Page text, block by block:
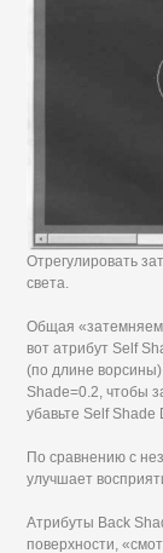
Отрегулировать
света.
Общая
вот атрибут Self
(по длине
Shade=0.2, чтобы
убавьте Self Shade
По сравнению с
улучшает
Атрибуты Back
поверхности,